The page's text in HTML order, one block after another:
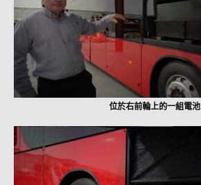
位於右前輪上的一組電池